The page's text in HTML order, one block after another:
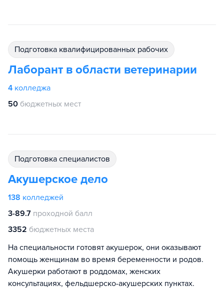
подготовка квалифицированных рабочих
Лаборант в области ветеринарии
4 колледжа
50 бюджетных мест
подготовка специалистов
Акушерское дело
138 колледжей
3-89.7 проходной балл
3352 бюджетных места
На специальности готовят акушерок, они оказывают
помощь женщинам во время беременности и родов.
Акушерки работают в роддомах, женских
консультациях, фельдшерско-акушерских пунктах.